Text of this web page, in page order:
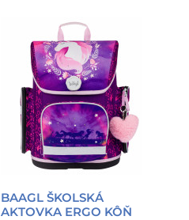
BAAGL ŠKOLSKÁ
AKTOVKA ERGO KÔŇ